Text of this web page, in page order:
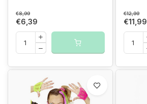
€8,99
€6,39
€12,99
€11,99